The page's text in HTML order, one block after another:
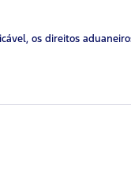
os direitos